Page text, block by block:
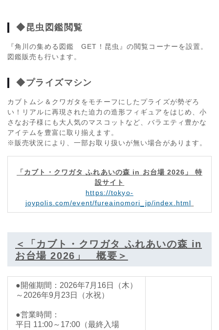
◆昆虫図鑑閲覧
『角川の集める図鑑 GET！昆虫』の閲覧コーナーを設置。
図鑑販売も行います。
◆プライズマシン
カブトムシ＆クワガタをモチーフにしたプライズが勢ぞろ
い！リアルに再現された迫力の造形フィギュアをはじめ、小
さなお子様にも大人気のマスコットなど、バラエティ豊かな
アイテムを豊富に取り揃えます。
※販売状況により、一部お取り扱いが無い場合があります。
「カブト・クワガタ ふれあいの森 in お台場 2026」 特
設サイト
https://tokyo-
joypolis.com/event/fureainomori_jp/index.html
＜「カブト・クワガタ ふれあいの森 in
お台場 2026」 概要＞
●開催期間：2026年7月16日（木）
～2026年9月23日（水祝）
●営業時間：
平日 11:00～17:00（最終入場